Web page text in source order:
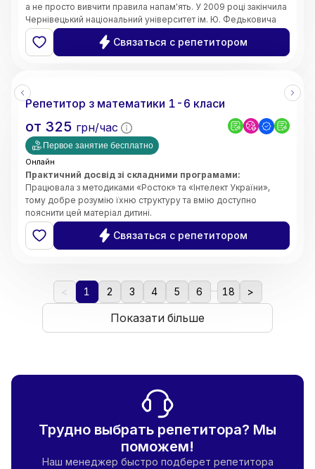
а не просто вивчити правила напам'ять. У 2009 році закінчила
Чернівецький національний університет ім. Ю. Федьковича
та 2020 Університет менеджменту освіти м. Київ здобула
рівень магістра за спеціальністю вчитель - дефектолог.
Маю досвід викладання вже 10 років
Связаться с репетитором
Репетитор з математики 1-6 класи
от 325 грн/час
Первое занятие бесплатно
Онлайн
Практичний досвід зі складними програмами:
Працювала з методиками «Росток» та «Інтелект України»,
тому добре розумію їхню структуру та вмію доступно
пояснити цей матеріал дитині.
Системність та організація:
ступеню з менеджменту, я чітко планую кожен урок, стежу за
прогресом учня та ефективно розподіляю час на занятті.
виснажливим.
Комфортна атмосфера:
Створюю середовище, де дитина
не боїться ставити запитання чи помилятися. Вірю, що
Связаться с репетитором
< 1 2 3 4 5 6 ... 18 >
Показати більше
Трудно выбрать репетитора? Мы
поможем!
Наш менеджер быстро подберет репетитора